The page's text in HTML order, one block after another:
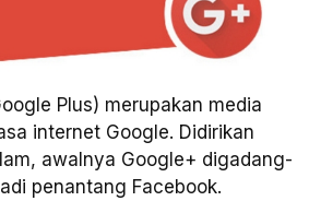
Plus) merupakan media
internet Google. Didirikan
awalnya Google+ digadang-
penantang Facebook.